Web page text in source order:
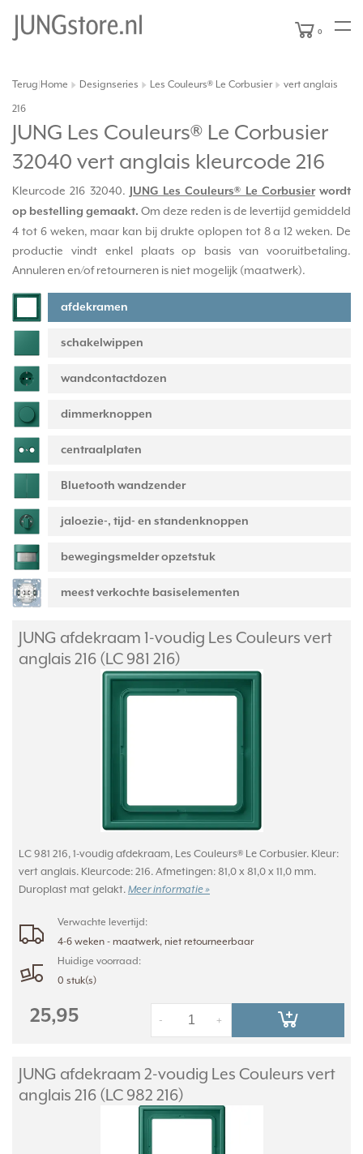
0
Terug Home Designseries Les Couleurs® Le Corbusier vert anglais
216
JUNG Les Couleurs® Le Corbusier
32040 vert anglais kleurcode 216
Kleurcode 216 32040. JUNG Les Couleurs® Le Corbusierwordt
op bestelling gemaakt. Om deze reden is de levertijd gemiddeld
4 tot 6 weken, maar kan bij drukte oplopen tot 8 a 12 weken. De
productie vindt enkel plaats op basis van vooruitbetaling.
Annuleren en/of retourneren is niet mogelijk (maatwerk).
afdekramen
schakelwippen
wandcontactdozen
dimmerknoppen
centraalplaten
Bluetooth wandzender
jaloezie-, tijd- en standenknoppen
bewegingsmelder opzetstuk
meest verkochte basiselementen
JUNG afdekraam 1-voudig Les Couleurs vert
anglais 216 (LC 981 216)
LC 981 216, 1-voudig afdekraam, Les Couleurs® Le Corbusier. Kleur:
vert anglais. Kleurcode: 216. Afmetingen: 81,0 x 81,0 x 11,0 mm.
Duroplast mat gelakt. Meer informatie »
Verwachte levertijd:
4-6 weken - maatwerk, niet retourneerbaar
Huidige voorraad:
0 stuk(s)
25,95 +
-
JUNG afdekraam 2-voudig Les Couleurs vert
anglais 216 (LC 982 216)